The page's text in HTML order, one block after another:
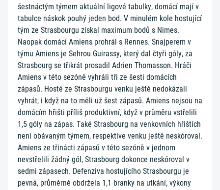
šestnáctým týmem aktuální ligové tabulky, domácí mají v
tabulce náskok pouhý jeden bod. V minulém kole hostující
tým ze Strasbourgu získal maximum bodů s Nimes.
Naopak domácí Amiens prohrál s Rennes. Snajperem v
týmu Amiens je Sehrou Guirassy, který dal čtyři góly, za
Strasbourg se třikrát prosadil Adrien Thomasson. Hráči
Amiens v této sezóně vyhráli tři ze šesti domácích
zápasů. Hosté ze Strasbourgu venku ještě nedokázali
vyhrát, i když na to měli už šest zápasů. Amiens nejsou na
domácím hřišti příliš produktivní, když v průměru vstřelili
1,5 góly na zápas. Také Strasbourg na venkovních hřištích
není obávaným týmem, respektive venku ještě neskóroval.
Amiens ze třinácti zápasů v této sezóně v jednom
nevstřelili žádný gól, Strasbourg dokonce neskóroval v
sedmi zápasech. Defenziva hostujícího Strasbourgu je
pevná, průměrně obdržela 1,1 branky na utkání, výkony